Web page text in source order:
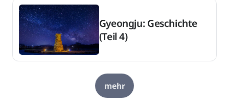
Gyeongju: Geschichte
(Teil 4)
mehr